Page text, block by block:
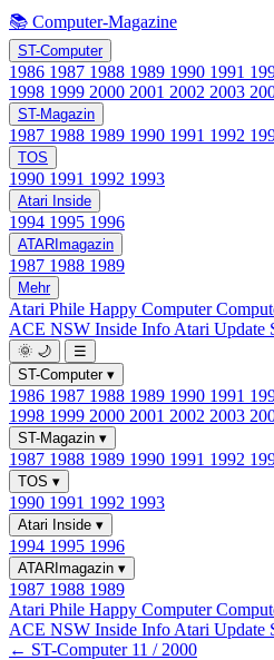
📚 Computer-Magazine
ST-Computer
1986 1987 1988 1989 1990 1991
1998 1999 2000 2001 2002 2003
ST-Magazin
1987 1988 1989 1990 1991 1992
TOS
1990 1991 1992 1993
Atari Inside
1994 1995 1996
ATARImagazin
1987 1988 1989
Mehr
Atari Phile Happy Computer
ACE NSW Inside Info Atari Update
🌞 🌙
☰
ST-Computer ▾
1986 1987 1988 1989 1990 1991
1998 1999 2000 2001 2002 2003
ST-Magazin ▾
1987 1988 1989 1990 1991 1992
TOS ▾
1990 1991 1992 1993
Atari Inside ▾
1994 1995 1996
ATARImagazin ▾
1987 1988 1989
Atari Phile Happy Computer
ACE NSW Inside Info Atari Update
← ST-Computer 11 / 2000